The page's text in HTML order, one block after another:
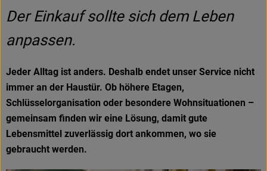
Der Einkauf sollte sich dem Leben
anpassen.
Jeder Alltag ist anders. Deshalb endet unser Service nicht
immer an der Haustür. Ob höhere Etagen,
Schlüsselorganisation oder besondere Wohnsituationen –
gemeinsam finden wir eine Lösung, damit gute
Lebensmittel zuverlässig dort ankommen, wo sie
gebraucht werden.